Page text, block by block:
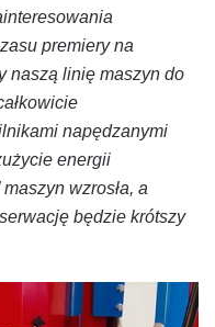
premiery na
naszą linię maszyn do
napędzanymi
energii
maszyn wzrosła, a
będzie krótszy